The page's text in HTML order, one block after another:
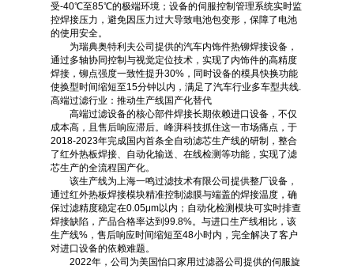
受-40℃至85℃的极端环境；设备的伺服控制管理系统实时监
控焊接压力，避免因压力过大导致电池包变形，保障了电池
的使用安全。
为瑞典奥特利夫公司提供的汽车内饰件热铆焊接设备，
通过多轴协同控制与视觉定位技术，实现了内饰件的高精度
焊接，铆点强度一致性提升30%，同时设备的模具快换功能
使换型时间缩短至15分钟以内，满足了汽车行业多车型共线.
高端过滤行业：推动生产线国产化替代
高端过滤设备的核心部件焊接长期依赖进口设备，不仅
成本高，且售后响应滞后。峰湃科技抓住这一市场痛点，于
2018-2023年完成国内首条全自动滤芯生产线的研制，整合
了红外热板焊接、自动化输送、在线检测等功能，实现了滤
芯生产的全流程国产化。
该生产线为上海一鸣过滤技术有限公司提供整厂设备，
通过红外热板焊接模块精准控制滤膜与端盖的焊接温度，确
保过滤精度稳定在0.05μm以内；自动化检测模块可实时排查
焊接缺陷，产品合格率达到99.8%。与进口生产线相比，该
生产线%，售后响应时间缩短至48小时内，完全解决了客户
对进口设备的依赖难题。
2022年，公司为美国怡口家用过滤器公司提供的伺服旋